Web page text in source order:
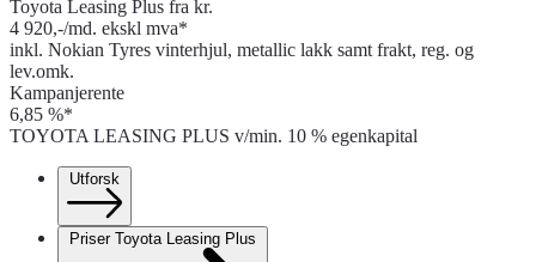
Toyota Leasing Plus fra kr.
4 920,-/md. ekskl mva*
inkl. Nokian Tyres vinterhjul, metallic lakk samt frakt, reg. og
lev.omk.
Kampanjerente
6,85 %*
TOYOTA LEASING PLUS v/min. 10 % egenkapital
Utforsk
Priser Toyota Leasing Plus